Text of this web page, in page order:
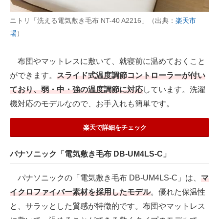
ニトリ「洗える電気敷き毛布 NT-40 A2216」（出典： 楽天市
場）
布団やマットレスに敷いて、就寝前に温めておくこと
ができます。 スライド式温度調節コントローラーが付い
ており、弱・中・強の温度調節に対応しています。洗濯
機対応のモデルなので、お手入れも簡単です。
楽天で詳細をチェック
パナソニック「電気敷き毛布 DB-UM4LS-C」
パナソニックの「電気敷き毛布 DB-UM4LS-C」は、 マ
イクロファイバー素材を採用したモデル。優れた保温性
と、サラッとした質感が特徴的です。布団やマットレス